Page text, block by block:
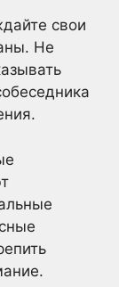
свои
Не